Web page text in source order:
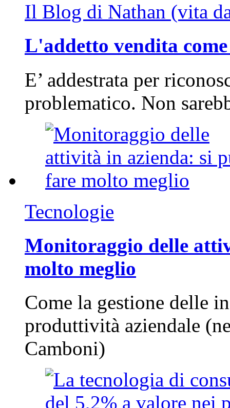
Il Blog di Nathan (vita
L'addetto vendita
E’ addestrata per
problematico. Non
Tecnologie
Monitoraggio delle
molto meglio
Come la gestione delle
produttività aziendale
Camboni)